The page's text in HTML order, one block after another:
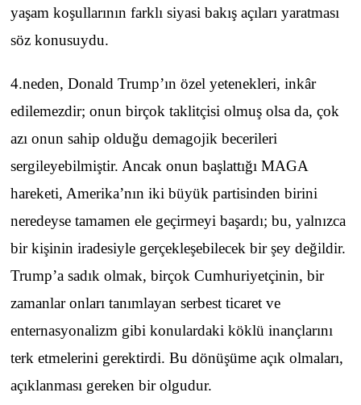
yaşam koşullarının farklı siyasi bakış açıları yaratması
söz konusuydu.
4.neden, Donald Trump’ın özel yetenekleri, inkâr
edilemezdir; onun birçok taklitçisi olmuş olsa da, çok
azı onun sahip olduğu demagojik becerileri
sergileyebilmiştir. Ancak onun başlattığı MAGA
hareketi, Amerika’nın iki büyük partisinden birini
neredeyse tamamen ele geçirmeyi başardı; bu, yalnızca
bir kişinin iradesiyle gerçekleşebilecek bir şey değildir.
Trump’a sadık olmak, birçok Cumhuriyetçinin, bir
zamanlar onları tanımlayan serbest ticaret ve
enternasyonalizm gibi konulardaki köklü inançlarını
terk etmelerini gerektirdi. Bu dönüşüme açık olmaları,
açıklanması gereken bir olgudur.